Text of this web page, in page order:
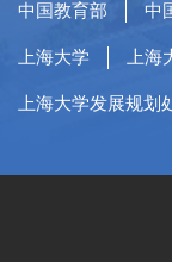
中国教育部 中
上海大学 上
上海大学发展规划